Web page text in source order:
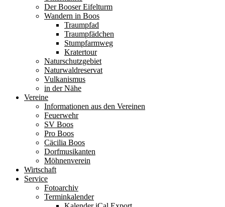
Der Booser Eifelturm
Wandern in Boos
Traumpfad
Traumpfädchen
Stumpfarmweg
Kratertour
Naturschutzgebiet
Naturwaldreservat
Vulkanismus
in der Nähe
Vereine
Informationen aus den Vereinen
Feuerwehr
SV Boos
Pro Boos
Cäcilia Boos
Dorfmusikanten
Möhnenverein
Wirtschaft
Service
Fotoarchiv
Terminkalender